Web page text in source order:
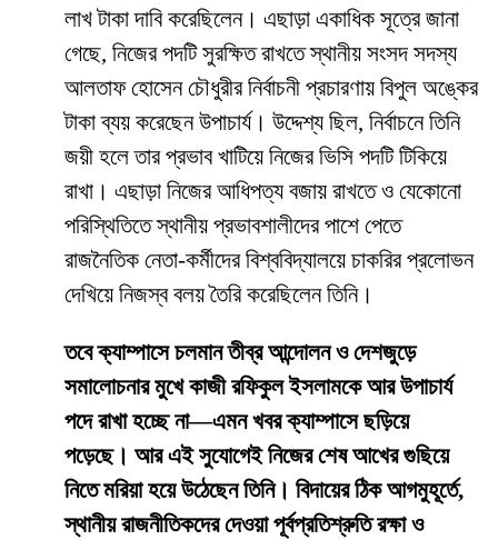
লাখ টাকা দাবি করেছিলেন। এছাড়া একাধিক সূত্রে জানা
গেছে, নিজের পদটি সুরক্ষিত রাখতে স্থানীয় সংসদ সদস্য
আলতাফ হোসেন চৌধুরীর নির্বাচনী প্রচারণায় বিপুল অঙ্কের
টাকা ব্যয় করেছেন উপাচার্য। উদ্দেশ্য ছিল, নির্বাচনে তিনি
জয়ী হলে তার প্রভাব খাটিয়ে নিজের ভিসি পদটি টিকিয়ে
রাখা। এছাড়া নিজের আধিপত্য বজায় রাখতে ও যেকোনো
পরিস্থিতিতে স্থানীয় প্রভাবশালীদের পাশে পেতে
রাজনৈতিক নেতা-কর্মীদের বিশ্ববিদ্যালয়ে চাকরির প্রলোভন
দেখিয়ে নিজস্ব বলয় তৈরি করেছিলেন তিনি।
তবে ক্যাম্পাসে চলমান তীব্র আন্দোলন ও দেশজুড়ে
সমালোচনার মুখে কাজী রফিকুল ইসলামকে আর উপাচার্য
পদে রাখা হচ্ছে না—এমন খবর ক্যাম্পাসে ছড়িয়ে
পড়েছে। আর এই সুযোগেই নিজের শেষ আখের গুছিয়ে
নিতে মরিয়া হয়ে উঠেছেন তিনি। বিদায়ের ঠিক আগমুহূর্তে,
স্থানীয় রাজনীতিকদের দেওয়া পূর্বপ্রতিশ্রুতি রক্ষা ও